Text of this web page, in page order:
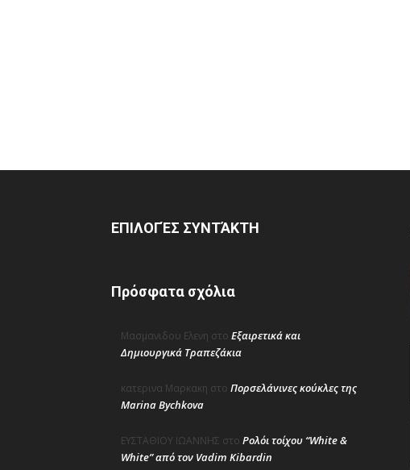
ΕΠΙΛΟΓΈΣ ΣΥΝΤΆΚΤΗ
Πρόσφατα σχόλια
Μασμανιδου Ελενη στο Εξαιρετικά και
Δημιουργικά Τραπεζάκια
κατερινα Μαρκακη στο Πορσελάνινες κούκλες της
Marina Bychkova
ΕΥΣΤΑΘΙΟΥ ΙΩΑΝΝΗΣ στο Ρολόι τοίχου “White &
White” από τον Vadim Kibardin